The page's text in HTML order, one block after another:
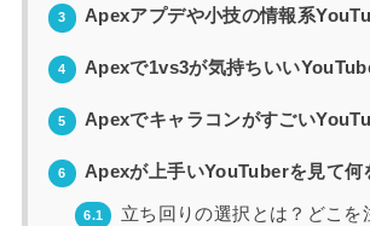
3 Apexアプデや小技の情報系
4 Apexで1vs3が気持ちいい
5 Apexでキャラコンがすごい
6 Apexが上手いYouTuberを見て何
6.1 立ち回りの選択とは？どこを